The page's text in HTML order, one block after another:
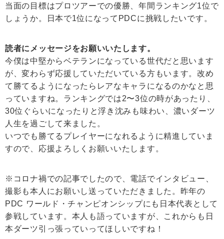
当面の目標はプロツアーでの優勝、年間ランキング1位で
しょうか。日本で1位になってPDCに挑戦したいです。
読者にメッセージをお願いいたします。
今僕は中堅からベテランになっている世代だと思います
が、変わらず応援していただいている方もいます。改め
て勝てるようになったらレアなキャラになるのかなと思
っていますね。ランキングでは2〜3位の時があったり、
30位ぐらいになったりと浮き沈みも味わい、濃いダーツ
人生を過ごして来ました。
いつでも勝てるプレイヤーになれるように精進していま
すので、応援よろしくお願いいたします。
※コロナ禍での記事でしたので、電話でインタビュー、
撮影も本人にお願いし送っていただきました。昨年の
PDC ワールド・チャンピオンシップにも日本代表として
参戦しています。本人も語っていますが、これからも日
本ダーツ引っ張っていってほしいですね！